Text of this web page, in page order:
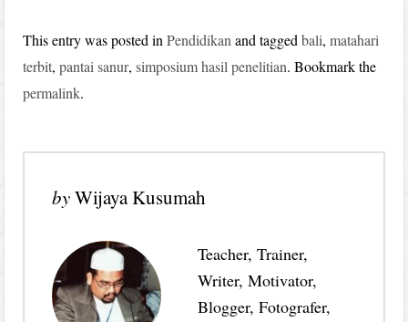
This entry was posted inPendidikan and taggedbali,matahari
terbit,pantai sanur,simposium hasil penelitian. Bookmark the
permalink.
byWijaya Kusumah
Teacher, Trainer,
Writer, Motivator,
Blogger, Fotografer,